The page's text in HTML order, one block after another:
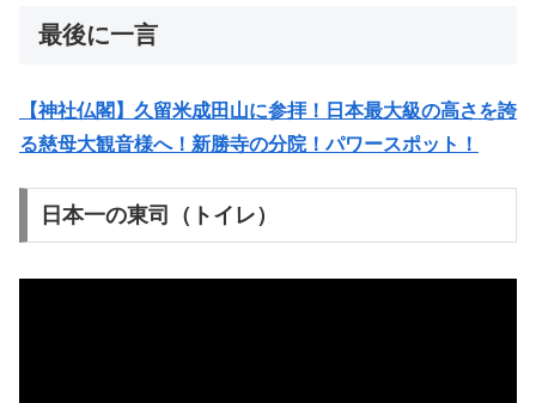
最後に一言
【神社仏閣】久留米成田山に参拝！日本最大級の高さを誇
る慈母大観音様へ！新勝寺の分院！パワースポット！
日本一の東司（トイレ）